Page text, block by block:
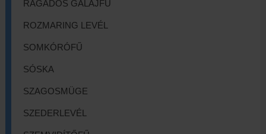
RAGADÓS GALAJFŰ
ROZMARING LEVÉL
SOMKÓRÓFŰ
SÓSKA
SZAGOSMÜGE
SZEDERLEVÉL